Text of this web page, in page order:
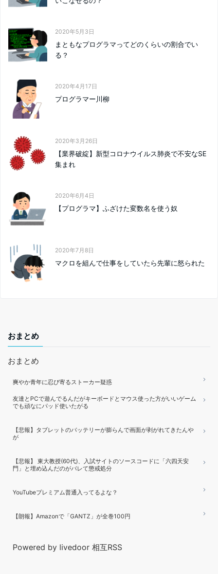
2020年5月3日
まともなプログラマってどのくらいの割合でい
る？
2020年4月17日
プログラマー川柳
2020年3月26日
【業界破綻】新型コロナウイルス肺炎で不安なSE
集まれ
2020年6月4日
【プログラマ】ふざけた変数名を使う奴
2020年7月8日
マクロを組んで仕事をしていたら先輩に怒られた
おまとめ
おまとめ
爽やか青年に忍び寄るストーカー疑惑
友達とPCで遊んでるんだがキーボードとマウス使った方がいいゲーム
でも頑なにパッド使いたがる
【悲報】タブレットのバッテリーが膨らんで画面が剥がれてきたんや
が
【悲報】 東大教授(60代)、入試サイトのソースコードに「六四天安
門」と埋め込んだのがバレて懲戒処分
YouTubeプレミアム普通入ってるよな？
【朗報】Amazonで「GANTZ」が全巻100円
Powered by livedoor 相互RSS